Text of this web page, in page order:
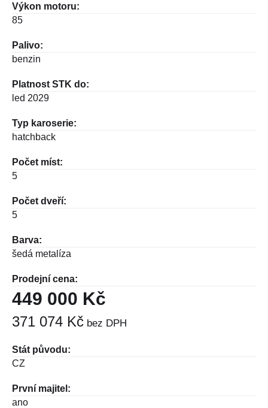
Výkon motoru:
85
Palivo:
benzin
Platnost STK do:
led 2029
Typ karoserie:
hatchback
Počet míst:
5
Počet dveří:
5
Barva:
šedá metalíza
Prodejní cena:
449 000 Kč
371 074 Kč bez DPH
Stát původu:
CZ
První majitel:
ano